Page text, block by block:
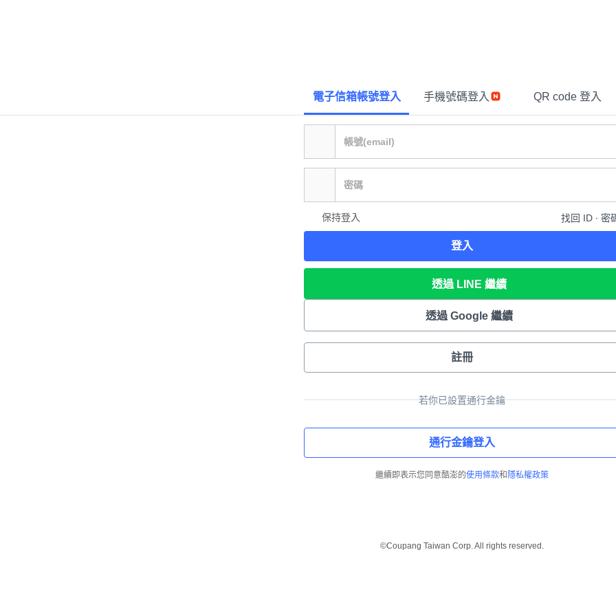
電子信箱帳號登入 手機號碼登入 QR code 登入
保持登入 找回 ID ∙ 密
登入
透過 LINE 繼續
透過 Google 繼續
註冊
若你已設置通行金鑰
通行金鑰登入
繼續即表示您同意酷澎的使用條款和 隱私權政策
©Coupang Taiwan Corp. All rights reserved.